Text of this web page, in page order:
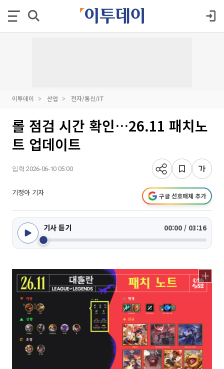
이투데이 산업 전자/통신/IT
롤 점검 시간 확인…26.11 패치노
트 업데이트
입력 2026-06-10 05:00
기정아 기자 구글 선호매체 추가
기사 듣기 00:00 / 03:16